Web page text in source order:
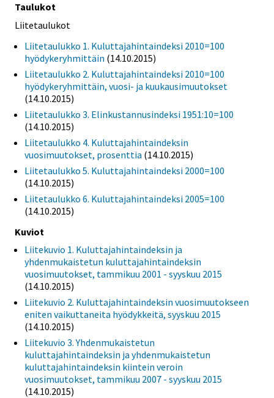
Taulukot
Liitetaulukot
Liitetaulukko 1. Kuluttajahintaindeksi 2010=100
hyödykeryhmittäin (14.10.2015)
Liitetaulukko 2. Kuluttajahintaindeksi 2010=100
hyödykeryhmittäin, vuosi- ja kuukausimuutokset
(14.10.2015)
Liitetaulukko 3. Elinkustannusindeksi 1951:10=100
(14.10.2015)
Liitetaulukko 4. Kuluttajahintaindeksin
vuosimuutokset, prosenttia (14.10.2015)
Liitetaulukko 5. Kuluttajahintaindeksi 2000=100
(14.10.2015)
Liitetaulukko 6. Kuluttajahintaindeksi 2005=100
(14.10.2015)
Kuviot
Liitekuvio 1. Kuluttajahintaindeksin ja
yhdenmukaistetun kuluttajahintaindeksin
vuosimuutokset, tammikuu 2001 - syyskuu 2015
(14.10.2015)
Liitekuvio 2. Kuluttajahintaindeksin vuosimuutokseen
eniten vaikuttaneita hyödykkeitä, syyskuu 2015
(14.10.2015)
Liitekuvio 3. Yhdenmukaistetun
kuluttajahintaindeksin ja yhdenmukaistetun
kuluttajahintaindeksin kiintein veroin
vuosimuutokset, tammikuu 2007 - syyskuu 2015
(14.10.2015)